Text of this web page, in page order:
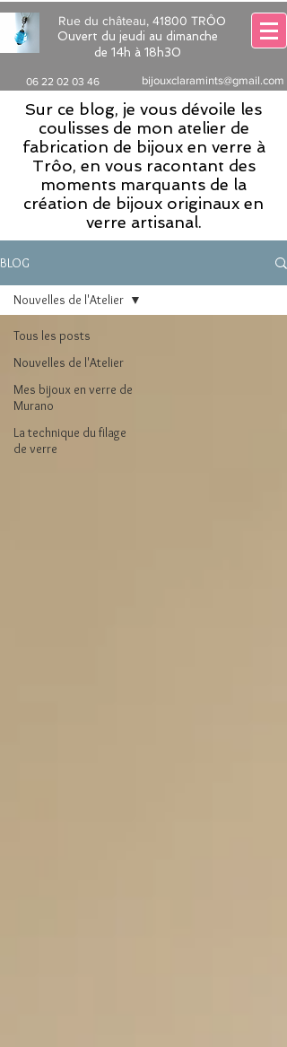
Rue du château, 41800 TRÔO
Ouvert du jeudi au dimanche
de 14h à 18h30
06 22 02 03 46 bijouxclaramints@gmail.com
Sur ce blog, je vous dévoile les
coulisses de mon atelier de
fabrication de bijoux en verre à
Trôo, en vous racontant des
moments marquants de la
création de bijoux originaux en
verre artisanal.
BLOG
Tous les posts
Nouvelles de l'Atelier
Mes bijoux en verre de
Murano
La technique du filage
de verre
Nouvelles de l'Atelier